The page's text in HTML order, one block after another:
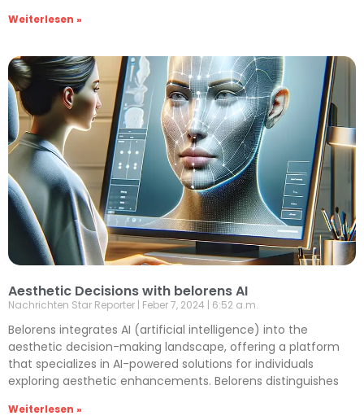
Weiterlesen »
Aesthetic Decisions with belorens AI
Nachrichten Star Reporter Feber 7, 2024 6:52 a.m.
Belorens integrates AI (artificial intelligence) into the
aesthetic decision-making landscape, offering a platform
that specializes in AI-powered solutions for individuals
exploring aesthetic enhancements. Belorens distinguishes
Weiterlesen »